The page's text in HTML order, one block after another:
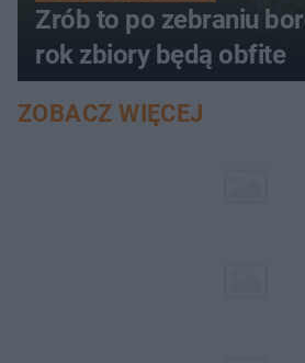
Zrób to po zebraniu
rok zbiory będą obfite
ZOBACZ WIĘCEJ